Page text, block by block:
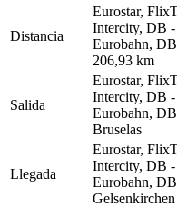
Distancia
Eurostar,
Intercity, DB -
Eurobahn,
206,93 km
Salida
Eurostar,
Intercity, DB -
Eurobahn,
Bruselas
Llegada
Eurostar,
Intercity, DB -
Eurobahn,
Gelsenkirchen